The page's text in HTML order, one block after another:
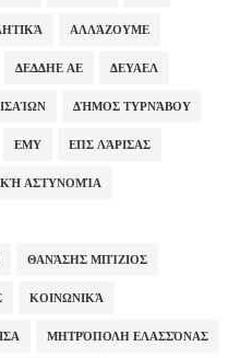
ΑΛΛΆΖΟΥΜΕ
ΔΕΔΔΗΕ ΑΕ ΔΕΥΑΕΛ
ΔΉΜΟΣ ΤΥΡΝΆΒΟΥ
ΕΜΥ ΕΠΣ ΛΆΡΙΣΑΣ
ΑΣΤΥΝΟΜΊΑ
ΘΑΝΆΣΗΣ ΜΠΊΖΙΟΣ
ΚΟΙΝΩΝΙΚΆ
ΜΗΤΡΌΠΟΛΗ ΕΛΑΣΣΌΝΑΣ